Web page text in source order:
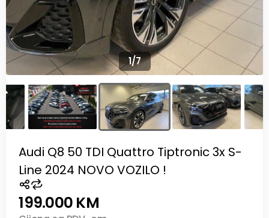
1/7
Audi Q8 50 TDI Quattro Tiptronic 3x S-
Line 2024 NOVO VOZILO !
199.000 KM